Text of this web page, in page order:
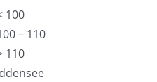
100
– 110
110